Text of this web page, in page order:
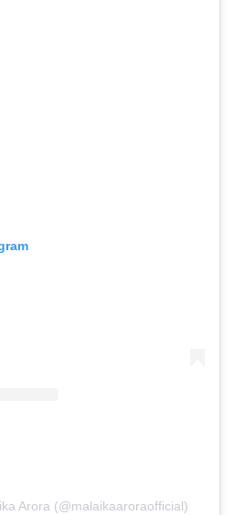
Arora (@malaikaaroraofficial)